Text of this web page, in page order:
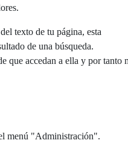
texto de tu página, esta
de una búsqueda.
que accedan a ella y por tanto
menú "Administración".